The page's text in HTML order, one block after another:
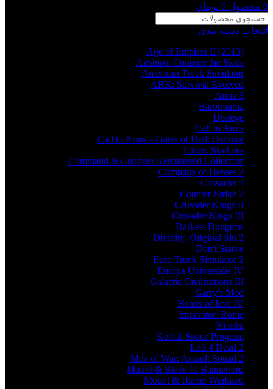
0 محصول 0 تومان
انتخاب دسته بندی
Age of Empires II (2013)
Airships: Conquer the Skies
American Truck Simulator
ARK: Survival Evolved
Arma 3
Barotrauma
Besiege
Call to Arms
Call to Arms – Gates of Hell: Ostfront
Cities: Skylines
Command & Conquer Remastered Collection
Company of Heroes 2
Cossacks 3
Counter-Strike 2
Crusader Kings II
Crusader Kings III
Darkest Dungeon
Divinity: Original Sin 2
Don't Starve
Euro Truck Simulator 2
Europa Universalis IV
Galactic Civilizations III
Garry's Mod
Hearts of Iron IV
Imperator: Rome
Kenshi
Kerbal Space Program
Left 4 Dead 2
Men of War: Assault Squad 2
Mount & Blade II: Bannerlord
Mount & Blade: Warband